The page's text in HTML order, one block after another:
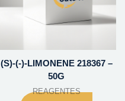
(S)-(-)-LIMONENE 218367 –
50G
REAGENTES